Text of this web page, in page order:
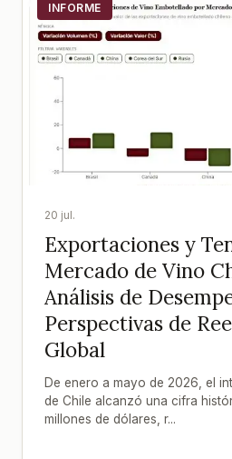
INFORME
20 jul.
Exportaciones y
Mercado de Vino
Análisis de
Perspectivas de
Global
De enero a mayo de 2026, el
de Chile alcanzó una cifra
millones de dólares, r...